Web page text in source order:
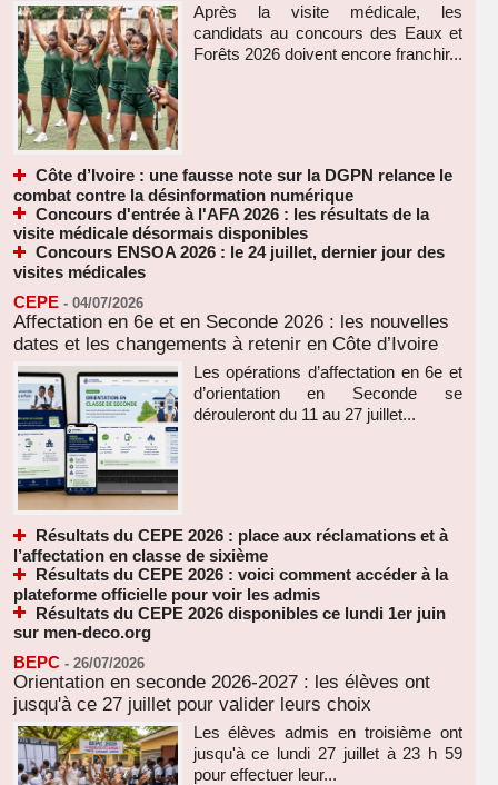
Après la visite médicale, les
candidats au concours des Eaux et
Forêts 2026 doivent encore franchir...
Côte d’Ivoire : une fausse note sur la DGPN relance le
combat contre la désinformation numérique
Concours d'entrée à l'AFA 2026 : les résultats de la
visite médicale désormais disponibles
Concours ENSOA 2026 : le 24 juillet, dernier jour des
visites médicales
CEPE - 04/07/2026
Affectation en 6e et en Seconde 2026 : les nouvelles
dates et les changements à retenir en Côte d’Ivoire
Les opérations d’affectation en 6e et
d’orientation en Seconde se
dérouleront du 11 au 27 juillet...
Résultats du CEPE 2026 : place aux réclamations et à
l’affectation en classe de sixième
Résultats du CEPE 2026 : voici comment accéder à la
plateforme officielle pour voir les admis
Résultats du CEPE 2026 disponibles ce lundi 1er juin
sur men-deco.org
BEPC - 26/07/2026
Orientation en seconde 2026-2027 : les élèves ont
jusqu'à ce 27 juillet pour valider leurs choix
Les élèves admis en troisième ont
jusqu'à ce lundi 27 juillet à 23 h 59
pour effectuer leur...